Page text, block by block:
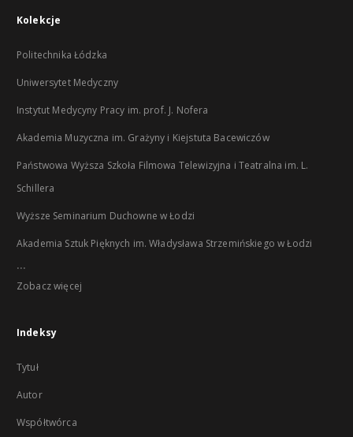
Kolekcje
Politechnika Łódzka
Uniwersytet Medyczny
Instytut Medycyny Pracy im. prof. J. Nofera
Akademia Muzyczna im. Grażyny i Kiejstuta Bacewiczów
Państwowa Wyższa Szkoła Filmowa Telewizyjna i Teatralna im. L.
Schillera
Wyższe Seminarium Duchowne w Łodzi
Akademia Sztuk Pięknych im. Władysława Strzemińskiego w Łodzi
...
Zobacz więcej
Indeksy
Tytuł
Autor
Współtwórca